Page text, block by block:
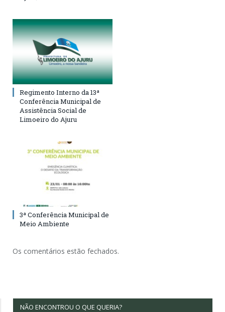
Regimento Interno da 13ª
Conferência Municipal de
Assistência Social de
Limoeiro do Ajuru
3ª Conferência Municipal de
Meio Ambiente
Os comentários estão fechados.
NÃO ENCONTROU O QUE QUERIA?